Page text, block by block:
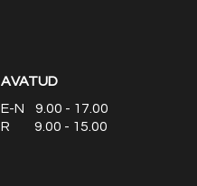
AVATUD
E-N 9.00 - 17.00
R 9.00 - 15.00